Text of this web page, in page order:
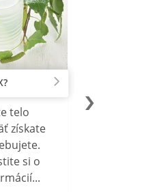
telo
získate
si o